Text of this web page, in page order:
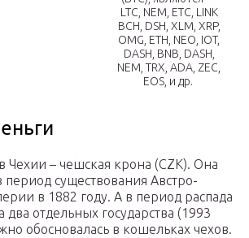
LTC, NEM, ETC, LINK
BCH, DSH, XLM, XRP,
OMG, ETH, NEO, IOT,
DASH, BNB, DASH,
NEM, TRX, ADA, ZEC,
EOS, и др.
Чехии – чешская крона (CZK). Она
период существования Австро-
в 1882 году. А в период распада
два отдельных государства (1993
обосновалась в кошельках чехов.